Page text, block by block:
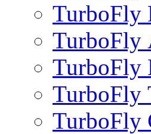
TurboFly
TurboFly
TurboFly
TurboFly